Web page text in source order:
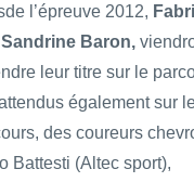
l’épreuve 2012,
Baron,
leur titre sur le
également sur
des coureurs
Battesti (Altec sport),